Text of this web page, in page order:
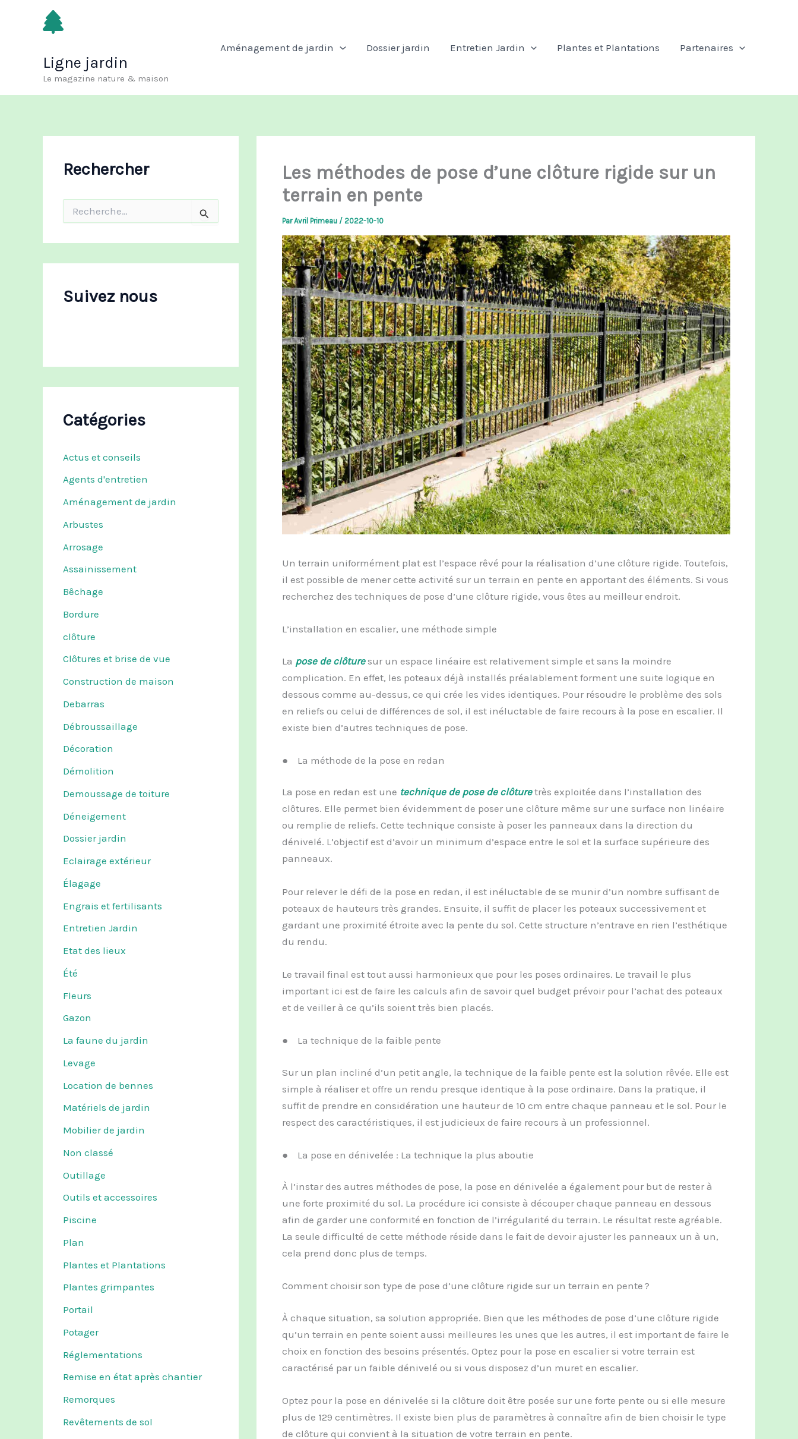
Ligne jardin
Le magazine nature & maison
Aménagement de jardin Dossier jardin Entretien Jardin Plantes et Plantations Partenaires
Rechercher
r
eSuivez nous
Catégories
Actus et conseils
Agents d'entretien
Aménagement de jardin
Arbustes
Arrosage
Assainissement
Bêchage
Bordure
clôture
Clôtures et brise de vue
Construction de maison
Debarras
Débroussaillage
Décoration
Démolition
Demoussage de toiture
Déneigement
Dossier jardin
Eclairage extérieur
Élagage
Engrais et fertilisants
Entretien Jardin
Etat des lieux
Été
Fleurs
Gazon
La faune du jardin
Levage
Location de bennes
Matériels de jardin
Mobilier de jardin
Non classé
Outillage
Outils et accessoires
Piscine
Plan
Plantes et Plantations
Plantes grimpantes
Portail
Potager
Réglementations
Remise en état après chantier
Remorques
Revêtements de sol
Les méthodes de pose d’une clôture rigide sur un
terrain en pente
ParAvril Primeau / 2022-10-10
Un terrain uniformément plat est l’espace rêvé pour la réalisation d’une clôture rigide. Toutefois,
il est possible de mener cette activité sur un terrain en pente en apportant des éléments. Si vous
recherchez des techniques de pose d’une clôture rigide, vous êtes au meilleur endroit.
L’installation en escalier, une méthode simple
La pose de clôturesur un espace linéaire est relativement simple et sans la moindre
complication. En effet, les poteaux déjà installés préalablement forment une suite logique en
dessous comme au-dessus, ce qui crée les vides identiques. Pour résoudre le problème des sols
en reliefs ou celui de différences de sol, il est inéluctable de faire recours à la pose en escalier. Il
existe bien d’autres techniques de pose.
● La méthode de la pose en redan
La pose en redan est une technique de pose de clôturetrès exploitée dans l’installation des
clôtures. Elle permet bien évidemment de poser une clôture même sur une surface non linéaire
ou remplie de reliefs. Cette technique consiste à poser les panneaux dans la direction du
dénivelé. L’objectif est d’avoir un minimum d’espace entre le sol et la surface supérieure des
panneaux.
Pour relever le défi de la pose en redan, il est inéluctable de se munir d’un nombre suffisant de
poteaux de hauteurs très grandes. Ensuite, il suffit de placer les poteaux successivement et
gardant une proximité étroite avec la pente du sol. Cette structure n’entrave en rien l’esthétique
du rendu.
Le travail final est tout aussi harmonieux que pour les poses ordinaires. Le travail le plus
important ici est de faire les calculs afin de savoir quel budget prévoir pour l’achat des poteaux
et de veiller à ce qu’ils soient très bien placés.
● La technique de la faible pente
Sur un plan incliné d’un petit angle, la technique de la faible pente est la solution rêvée. Elle est
simple à réaliser et offre un rendu presque identique à la pose ordinaire. Dans la pratique, il
suffit de prendre en considération une hauteur de 10 cm entre chaque panneau et le sol. Pour le
respect des caractéristiques, il est judicieux de faire recours à un professionnel.
● La pose en dénivelée : La technique la plus aboutie
À l’instar des autres méthodes de pose, la pose en dénivelée a également pour but de rester à
une forte proximité du sol. La procédure ici consiste à découper chaque panneau en dessous
afin de garder une conformité en fonction de l’irrégularité du terrain. Le résultat reste agréable.
La seule difficulté de cette méthode réside dans le fait de devoir ajuster les panneaux un à un,
cela prend donc plus de temps.
Comment choisir son type de pose d’une clôture rigide sur un terrain en pente ?
À chaque situation, sa solution appropriée. Bien que les méthodes de pose d’une clôture rigide
qu’un terrain en pente soient aussi meilleures les unes que les autres, il est important de faire le
choix en fonction des besoins présentés. Optez pour la pose en escalier si votre terrain est
caractérisé par un faible dénivelé ou si vous disposez d’un muret en escalier.
Optez pour la pose en dénivelée si la clôture doit être posée sur une forte pente ou si elle mesure
plus de 129 centimètres. Il existe bien plus de paramètres à connaître afin de bien choisir le type
de clôture qui convient à la situation de votre terrain en pente.